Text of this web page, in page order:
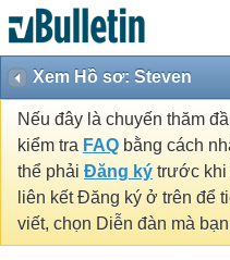
Xem Hồ sơ: Steven
Nếu đây là chuyến thăm
kiểm tra FAQ bằng cách
thể phải Đăng ký trước khi
liên kết Đăng ký ở trên để
viết, chọn Diễn đàn mà